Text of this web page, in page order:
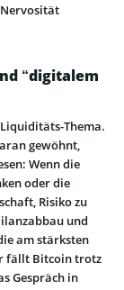
“digitalem
Thema.
gewöhnt,
Wenn die
oder die
Risiko zu
und
am stärksten
fällt Bitcoin trotz
Gespräch in